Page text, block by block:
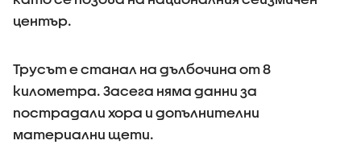
център.
Трусът е станал на дълбочина от 8
километра. Засега няма данни за
пострадали хора и допълнителни
материални щети.